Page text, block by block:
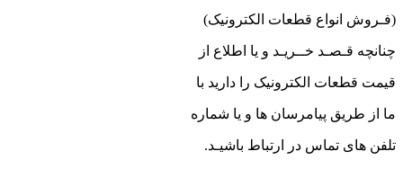
(فـروش انواع قطعات الکترونیک)
چنانچه قـصـد خــریـد و یا اطلاع از
قیمت قطعات الکترونیک را دارید با
ما از طریق پیامرسان ها و یا شماره
تلفن های تماس در ارتباط باشیـد.